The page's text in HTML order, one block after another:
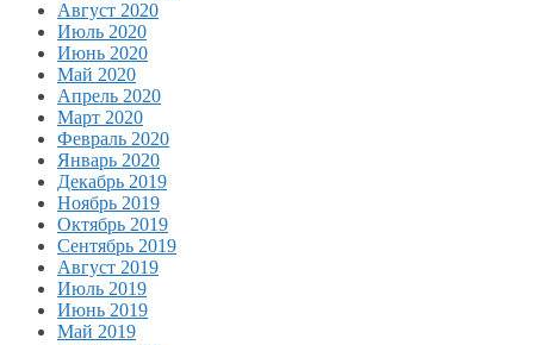
Август 2020
Июль 2020
Июнь 2020
Май 2020
Апрель 2020
Март 2020
Февраль 2020
Январь 2020
Декабрь 2019
Ноябрь 2019
Октябрь 2019
Сентябрь 2019
Август 2019
Июль 2019
Июнь 2019
Май 2019